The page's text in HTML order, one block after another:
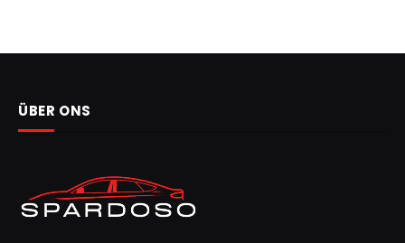
ÜBER ONS